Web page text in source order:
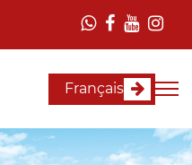
Français